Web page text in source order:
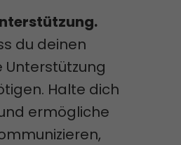
du deinen
Halte dich
ermögliche